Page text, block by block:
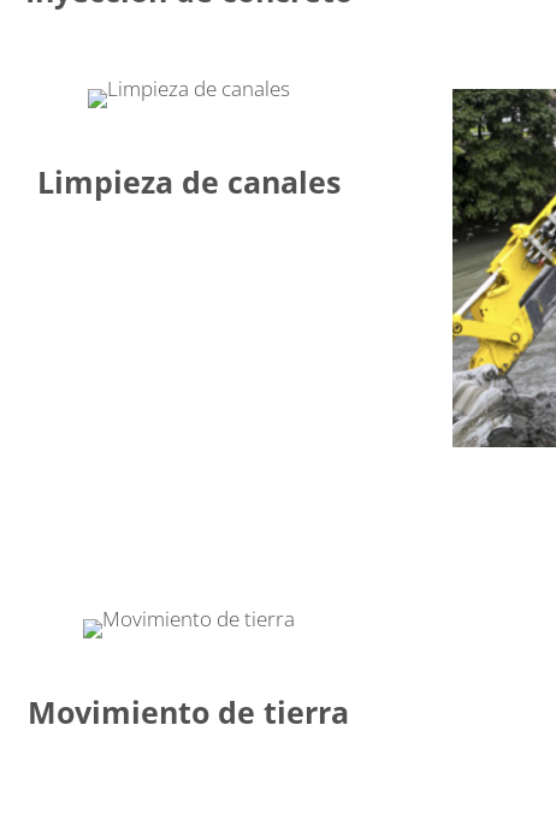
Limpieza de canales
Movimiento de tierra